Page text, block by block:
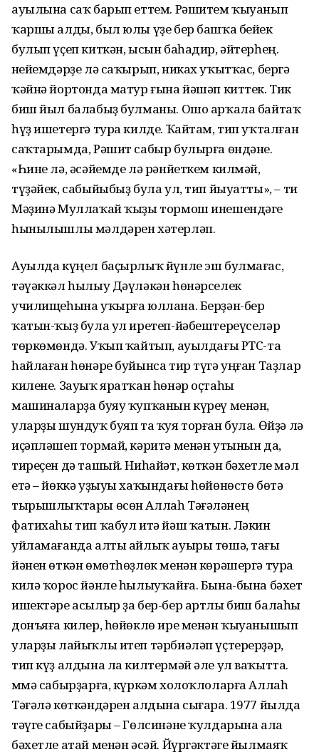
ауылына саҡ барып еттем. Рәшитем ҡыуанып
ҡаршы алды, был юлы үҙе бер башҡа бейек
булып үҫеп киткән, ысын баһадир, әйтерһең.
Әнейемдәрҙе лә саҡырып, никах уҡытҡас, бергә
ҡәйнә йортонда матур ғына йәшәп киттек. Тик
биш йыл балабыҙ булманы. Ошо арҡала байтаҡ
һүҙ ишетергә тура килде. Ҡайтам, тип уҡталған
саҡтарымда, Рәшит сабыр булырға өндәне.
«Һине лә, әсәйемде лә рәнйеткем килмәй,
түҙәйек, сабыйыбыҙ була ул, тип йыуатты», – ти
Мәҙинә Муллаҡай ҡыҙы тормош инешендәге
һынылышлы мәлдәрен хәтерләп.
Ауылда күңел баҫырлыҡ йүнле эш булмағас,
тәүәккәл һылыу Дәүләкән һөнәрселек
училищеһына уҡырға юллана. Берҙән-бер
ҡатын-ҡыҙ була ул иретеп-йәбештереүселәр
төркөмөндә. Уҡып ҡайтып, ауылдағы РТС-та
һайлаған һөнәре буйынса тир түгә уңған Таҙлар
килене. Зауыҡ яратҡан һөнәр оҫтаһы
машиналарҙа буяу ҡупҡанын күреү менән,
уларҙы шундуҡ буяп та ҡуя торған була. Өйҙә лә
иҫәпләшеп тормай, кәритә менән утынын да,
тиреҫен дә ташый. Ниһайәт, көткән бәхетле мәл
етә – йөккә уҙыуы хаҡындағы һөйөнөстө бөтә
тырышлыҡтары өсөн Аллаһ Тәғәләнең
фатихаһы тип ҡабул итә йәш ҡатын. Ләкин
уйламағанда алты айлыҡ ауыры төшә, тағы
йәнен өткән өмөтһөҙлөк менән көрәшергә тура
килә ҡорос йәнле һылыуҡайға. Бына-бына бәхет
ишектәре асылыр ҙа бер-бер артлы биш балаһы
донъяға килер, һөйөклө ире менән ҡыуанышып
уларҙы лайыҡлы итеп тәрбиәләп үҫтерерҙәр,
тип күҙ алдына ла килтермәй әле ул ваҡытта.
Әммә сабырҙарға, күркәм холоҡлоларға Аллаһ
Тәғәлә көткәндәрен алдына сығара. 1977 йылда
тәүге сабыйҙары – Гөлсинәне ҡулдарына ала
бәхетле атай менән әсәй. Йүргәктәге йылмаяҡ